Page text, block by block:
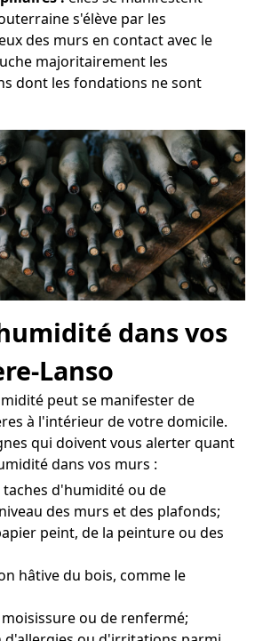
s'élève par les
des murs en contact avec le
majoritairement les
dont les fondations ne sont
dans vos
Lanso
peut se manifester de
à l'intérieur de votre domicile.
qui doivent vous alerter quant
dans vos murs :
d'humidité ou de
des murs et des plafonds;
peint, de la peinture ou des
hâtive du bois, comme le
ou de renfermé;